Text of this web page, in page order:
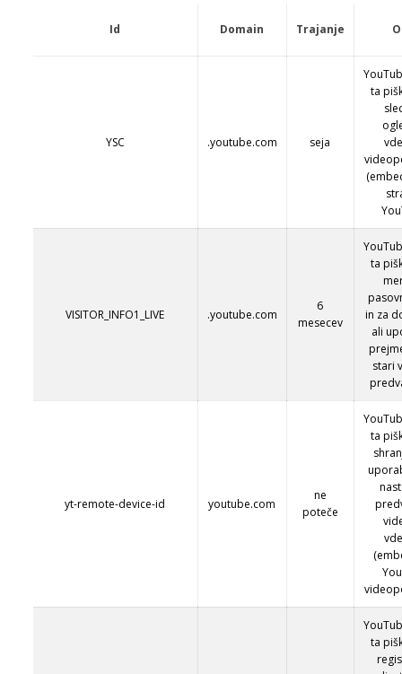
Id Domain Trajanje
YSC .youtube.com seja
ta
VISITOR_INFO1_LIVE .youtube.com
6
mesecev
ta
in za
ali
stari
yt-remote-device-id youtube.com
ne
poteče
ta
ta